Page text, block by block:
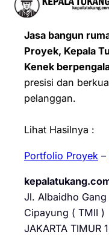
Jasa bangun
Proyek, Kepala
Kenek
presisi dan
pelanggan.
Lihat Hasilnya :
Portfolio Proyek –
Jl. Albaidho
Cipayung ( TMII )
JAKARTA TIMUR